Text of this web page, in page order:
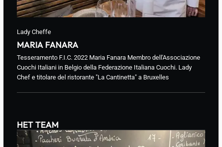
Lady Cheffe
MARIA FANARA
Tesseramento F.I.C. 2022 Maria Fanara Membro dell'Associazione
Cuochi Italiani in Belgio della Federazione Italiana Cuochi. Lady
Chef e titolare del ristorante "La Cantinetta" a Bruxelles
HET TEAM